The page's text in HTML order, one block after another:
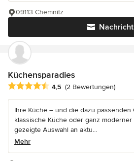
Nachricht
09113 Chemnitz
Küchensparadies
Durchschnittliche Bewertung: 4.5
4,5 (2 Bewertungen)
Ihre Küche – und die dazu passenden
klassische Küche oder ganz
gezeigte Auswahl an aktu...
Mehr